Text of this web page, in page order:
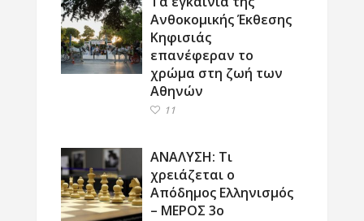
Ανθοκομικής Έκθεσης
Κηφισιάς
επανέφεραν το
χρώμα στη ζωή των
Αθηνών
11
ΑΝΑΛΥΣΗ: Τι
χρειάζεται ο
Απόδημος Ελληνισμός
– ΜΕΡΟΣ 3ο